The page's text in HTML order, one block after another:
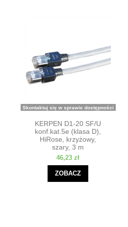
Skontaktuj się w sprawie dostępności
KERPEN D1-20 SF/U
konf.kat.5e (klasa D),
HiRose, krzyżowy,
szary, 3 m
46,23 zł
ZOBACZ